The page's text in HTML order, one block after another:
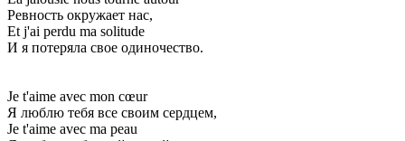
Ревность окружает нас,
Et j'ai perdu ma solitude
И я потеряла свое одиночество.
Je t'aime avec mon cœur
Я люблю тебя все своим сердцем,
Je t'aime avec ma peau